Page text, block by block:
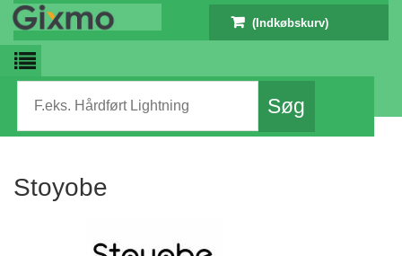
(Indkøbskurv)
Stoyobe